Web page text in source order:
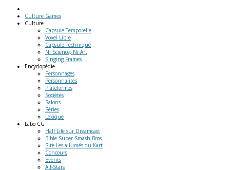
Culture Games
Culture
Capsule Temporelle
Voxel Libre
Capsule Technique
Ni Science, Ni Art
Singing Frames
Encyclopédie
Personnages
Personnalités
Plateformes
Sociétés
Salons
Séries
Lexique
Labo CG
Half Life sur Dreamcast
Bible Super Smash Bros.
Site Les allumés du Kart
Concours
Events
All-Stars